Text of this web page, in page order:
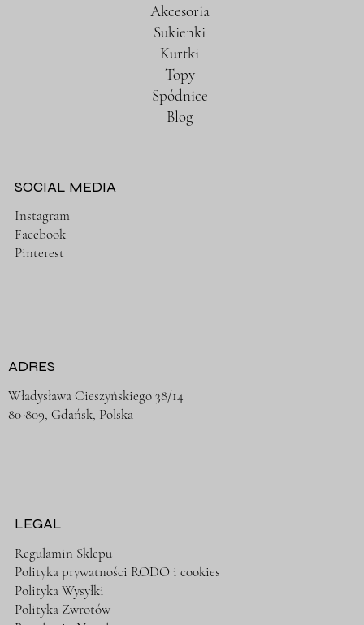
Akcesoria
Sukienki
Kurtki
Topy
Spódnice
Blog
LEGAL
Regulamin Sklepu
Polityka prywatności RODO i cookies
Polityka Wysyłki
Polityka Zwrotów
ADRES
Władysława Cieszyńskiego 38/14
80-809, Gdańsk, Polska
SOCIAL MEDIA
Instagram
Facebook
Pinterest